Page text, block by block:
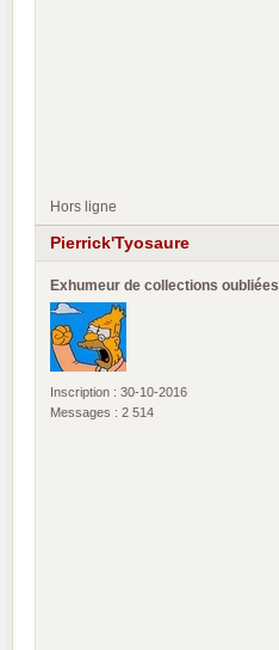
Hors ligne
Pierrick'Tyosaure
Exhumeur de collections oubliées
Inscription : 30-10-2016
Messages : 2 514